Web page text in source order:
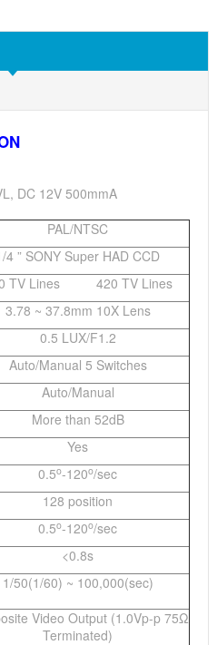
DC 12V 500mmA
PAL/NTSC
4 ” SONY Super HAD CCD
TV Lines 420 TV Lines
3.78 ~ 37.8mm 10X Lens
0.5 LUX/F1.2
Auto/Manual 5 Switches
Auto/Manual
More than 52dB
Yes
0.5o-120o/sec
128 position
0.5o-120o/sec
<0.8s
1/50(1/60) ~ 100,000(sec)
Video Output (1.0Vp-p 75Ω
Terminated)